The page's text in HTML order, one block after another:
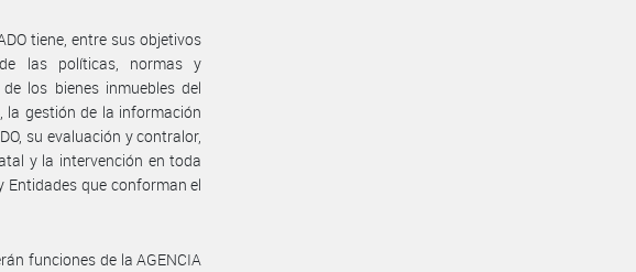
tiene, entre sus objetivos
las políticas, normas y
los bienes inmuebles del
la gestión de la información
su evaluación y contralor,
y la intervención en toda
que conforman el
funciones de la AGENCIA